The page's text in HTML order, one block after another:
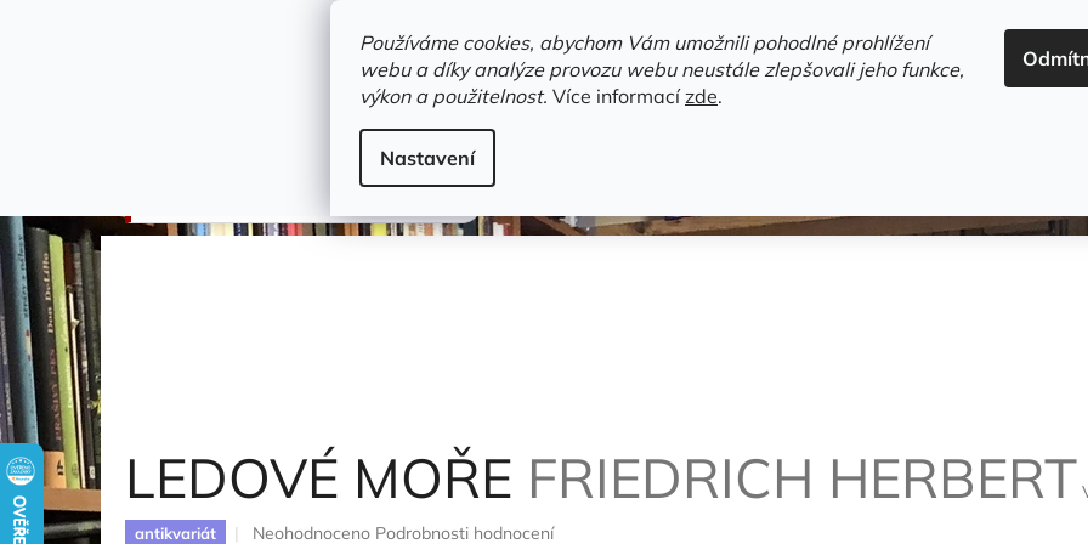
Používáme cookies, abychom Vám umožnili pohodlné prohlížení
webu a díky analýze provozu webu neustále zlepšovali jeho funkce,
výkon a použitelnost. Více informacízde.
Nastavení
HLEDAT
Novinky Trvalky a bestsellery
Dětské / Dobrodružné knihy
Friedrich Herbert
LEDOVÉ MOŘE FRIEDRICH HERBERT
antikvariát
Průměrné
Neohodnoceno Podrobnosti hodnocení